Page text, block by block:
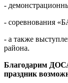
-
- соревнования
- а также
района.
Благодарим
праздник